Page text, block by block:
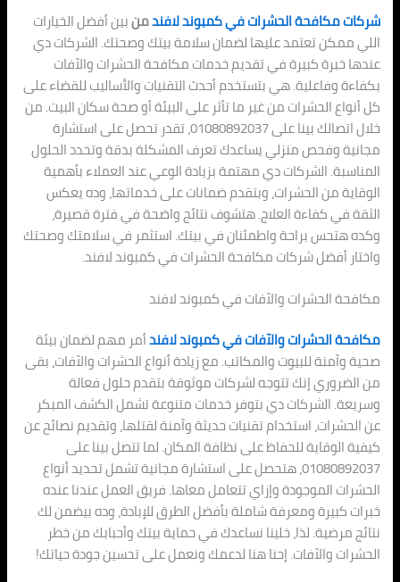
شركات مكافحة الحشرات في كمبوند لافندمنبين أفضل الخيارات
اللي ممكن تعتمد عليها لضمان سلامة بيتك وصحتك. الشركات دي
عندها خبرة كبيرة في تقديم خدمات مكافحة الحشرات والآفات
بكفاءة وفاعلية. هي بتستخدم أحدث التقنيات والأساليب للقضاء على
كل أنواع الحشرات من غير ما تأثر على البيئة أو صحة سكان البيت. من
خلال اتصالك بينا على 01080892037، تقدر تحصل على استشارة
مجانية وفحص منزلي يساعدك تعرف المشكلة بدقة وتحدد الحلول
المناسبة. الشركات دي مهتمة بزيادة الوعي عند العملاء بأهمية
الوقاية من الحشرات، وبتقدم ضمانات على خدماتها، وده يعكس
الثقة في كفاءة العلاج. هتشوف نتائج واضحة في فترة قصيرة،
وكده هتحس براحة واطمئنان في بيتك. استثمر في سلامتك وصحتك
واختار أفضل شركات مكافحة الحشرات في كمبوند لافند.
مكافحة الحشرات والآفات في كمبوند لافند
مكافحة الحشرات والآفات في كمبوند لافندأمر مهم لضمان بيئة
صحية وآمنة للبيوت والمكاتب. مع زيادة أنواع الحشرات والآفات، بقى
من الضروري إنك تتوجه لشركات موثوقة بتقدم حلول فعالة
وسريعة. الشركات دي بتوفر خدمات متنوعة تشمل الكشف المبكر
عن الحشرات، استخدام تقنيات حديثة وآمنة لقتلها، وتقديم نصائح عن
كيفية الوقاية للحفاظ على نظافة المكان. لما تتصل بينا على
01080892037، هتحصل على استشارة مجانية تشمل تحديد أنواع
الحشرات الموجودة وإزاي تتعامل معاها. فريق العمل عندنا عنده
خبرات كبيرة ومعرفة شاملة بأفضل الطرق للإبادة، وده بيضمن لك
نتائج مرضية. لذا، خلينا نساعدك في حماية بيتك وأحبابك من خطر
الحشرات والآفات. إحنا هنا لدعمك ونعمل على تحسين جودة حياتك!